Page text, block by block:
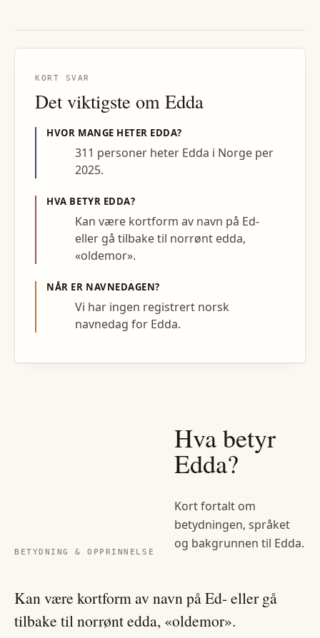
KORT SVAR
Det viktigste om Edda
HVOR MANGE HETER EDDA?
311 personer heter Edda i Norge per
2025.
HVA BETYR EDDA?
Kan være kortform av navn på Ed-
eller gå tilbake til norrønt edda,
«oldemor».
NÅR ER NAVNEDAGEN?
Vi har ingen registrert norsk
navnedag for Edda.
BETYDNING & OPPRINNELSE
Hva betyr
Edda?
Kort fortalt om
betydningen, språket
og bakgrunnen til Edda.
Kan være kortform av navn på Ed- eller gå
tilbake til norrønt edda, «oldemor».